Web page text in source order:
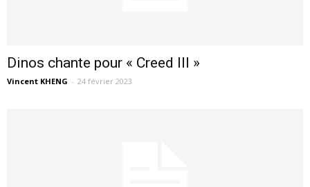
Dinos chante pour « Creed III »
Vincent KHENG - 24 février 2023